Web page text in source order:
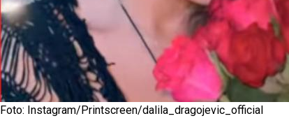
Foto: Instagram/Printscreen/dalila_dragojevic_official